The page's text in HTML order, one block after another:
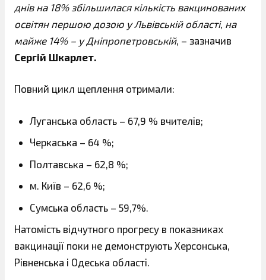
днів на 18% збільшилася кількість вакцинованих
освітян першою дозою у Львівській області, на
майже 14% – у Дніпропетровській, – зазначив
Сергій Шкарлет.
Повний цикл щеплення отримали:
Луганська область – 67,9 % вчителів;
Черкаська – 64 %;
Полтавська – 62,8 %;
м. Київ – 62,6 %;
Сумська область – 59,7%.
Натомість відчутного прогресу в показниках
вакцинації поки не демонструють Херсонська,
Рівненська і Одеська області.